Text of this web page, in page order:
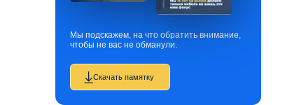
Мы подскажем, на что обратить внимание,
чтобы не вас не обманули.
Скачать памятку